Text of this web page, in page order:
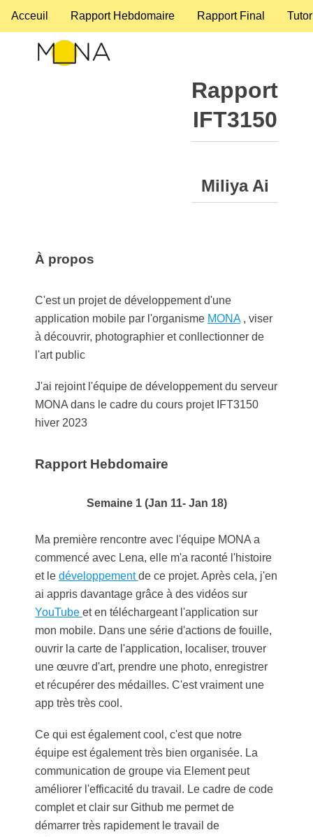
Acceuil Rapport Hebdomaire Rapport Final
Rapport
IFT3150
Miliya Ai
À propos
C'est un projet de développement d'une
application mobile par l'organisme MONA, viser
à découvrir, photographier et conllectionner de
l'art public
J'ai rejoint l'équipe de développement du serveur
MONA dans le cadre du cours projet IFT3150
hiver 2023
Rapport Hebdomaire
Semaine 1 (Jan 11- Jan 18)
Ma première rencontre avec l'équipe MONA a
commencé avec Lena, elle m'a raconté l'histoire
et le développementde ce projet. Après cela, j'en
ai appris davantage grâce à des vidéos sur
YouTube et en téléchargeant l'application sur
mon mobile. Dans une série d'actions de fouille,
ouvrir la carte de l'application, localiser, trouver
une œuvre d'art, prendre une photo, enregistrer
et récupérer des médailles. C'est vraiment une
app très très cool.
Ce qui est également cool, c'est que notre
équipe est également très bien organisée. La
communication de groupe via Element peut
améliorer l'efficacité du travail. Le cadre de code
complet et clair sur Github me permet de
démarrer très rapidement le travail de